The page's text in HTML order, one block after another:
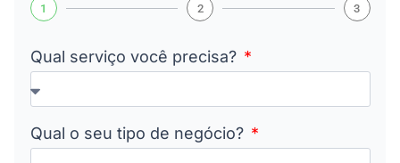
1 2 3
Qual serviço você precisa?
Qual o seu tipo de negócio?